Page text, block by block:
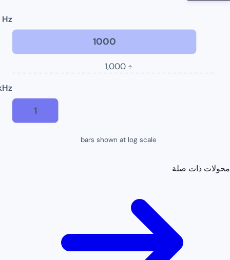
Hz
1000
÷ 1,000
1
bars shown at log scale
محولات ذات صلة